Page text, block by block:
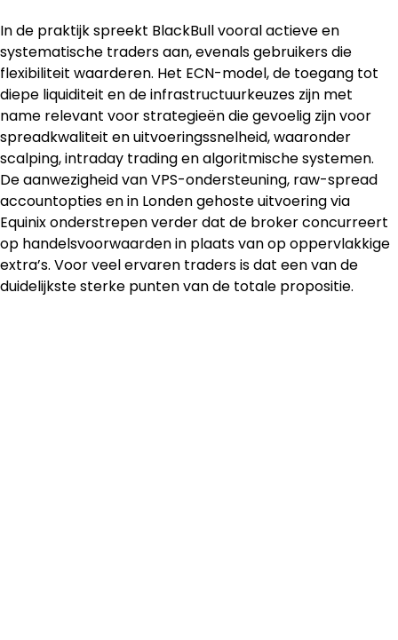
In de praktijk spreekt BlackBull vooral actieve en
systematische traders aan, evenals gebruikers die
flexibiliteit waarderen. Het ECN-model, de toegang tot
diepe liquiditeit en de infrastructuurkeuzes zijn met
name relevant voor strategieën die gevoelig zijn voor
spreadkwaliteit en uitvoeringssnelheid, waaronder
scalping, intraday trading en algoritmische systemen.
De aanwezigheid van VPS-ondersteuning, raw-spread
accountopties en in Londen gehoste uitvoering via
Equinix onderstrepen verder dat de broker concurreert
op handelsvoorwaarden in plaats van op oppervlakkige
extra’s. Voor veel ervaren traders is dat een van de
duidelijkste sterke punten van de totale propositie.